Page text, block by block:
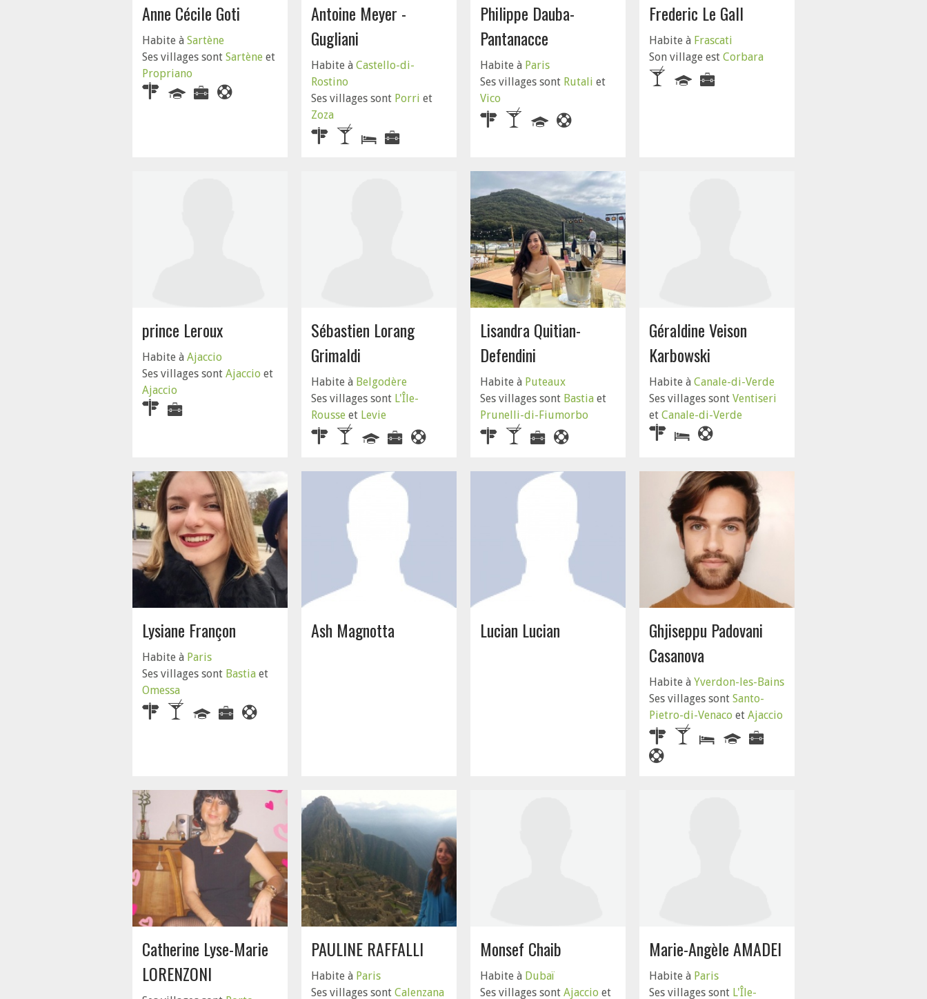
Anne Cécile Goti
Habite à Sartène
Ses villages sont Sartène et
Propriano
Antoine Meyer -
Gugliani
Habite à Castello-di-
Rostino
Ses villages sont Porri et
Zoza
Philippe Dauba-
Pantanacce
Habite à Paris
Ses villages sont Rutali et
Vico
Frederic Le Gall
Habite à Frascati
Son village est Corbara
prince Leroux
Habite à Ajaccio
Ses villages sont Ajaccio et
Ajaccio
Sébastien Lorang
Grimaldi
Habite à Belgodère
Ses villages sont L'Île-
Rousse et Levie
Lisandra Quitian-
Defendini
Habite à Puteaux
Ses villages sont Bastia et
Prunelli-di-Fiumorbo
Géraldine Veison
Karbowski
Habite à Canale-di-Verde
Ses villages sont Ventiseri
et Canale-di-Verde
Lysiane Françon
Habite à Paris
Ses villages sont Bastia et
Omessa
Ash Magnotta Lucian Lucian
Ghjiseppu Padovani
Casanova
Habite à Yverdon-les-Bains
Ses villages sont Santo-
Pietro-di-Venaco et Ajaccio
Catherine Lyse-Marie
LORENZONI
PAULINE RAFFALLI
Habite à Paris
Ses villages sont Calenzana
Monsef Chaib
Habite à Dubaï
Ses villages sont Ajaccio et
Marie-Angèle AMADEI
Habite à Paris
Ses villages sont L'Île-